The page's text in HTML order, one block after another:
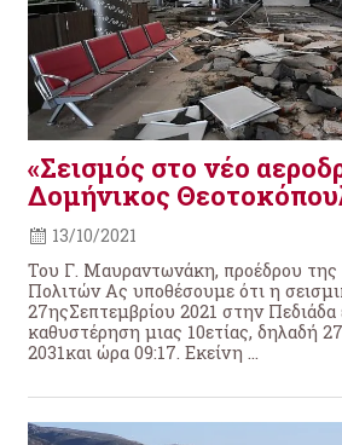
«Σεισμός στο νέο
Δομήνικος
13/10/2021
Του Γ. Μαυραντωνάκη, προέδρου της
Πολιτών Ας υποθέσουμε ότι η
27ηςΣεπτεμβρίου 2021 στην Πεδιάδα
καθυστέρηση μιας 10ετίας, δηλαδή
2031και ώρα 09:17. Εκείνη ...